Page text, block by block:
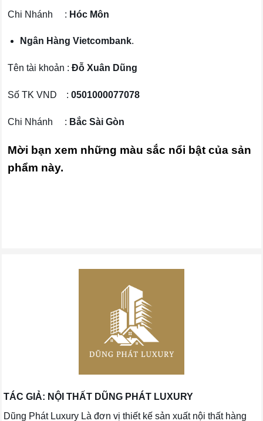
Chi Nhánh : Hóc Môn
Ngân Hàng Vietcombank.
Tên tài khoản : Đỗ Xuân Dũng
Số TK VND : 0501000077078
Chi Nhánh : Bắc Sài Gòn
Mời bạn xem những màu sắc nổi bật của sản
phẩm này.
TÁC GIẢ: NỘI THẤT DŨNG PHÁT LUXURY
Dũng Phát Luxury Là đơn vị thiết kế sản xuất nội thất hàng